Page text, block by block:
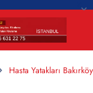
Hasta Yatakları Bakırköy